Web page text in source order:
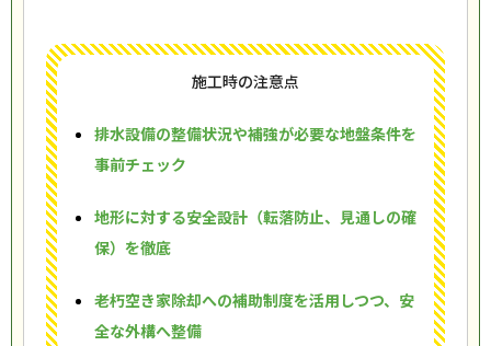
施工時の注意点
排水設備の整備状況や補強が必要な地盤条件を
事前チェック
地形に対する安全設計（転落防止、見通しの確
保）を徹底
老朽空き家除却への補助制度を活用しつつ、安
全な外構へ整備